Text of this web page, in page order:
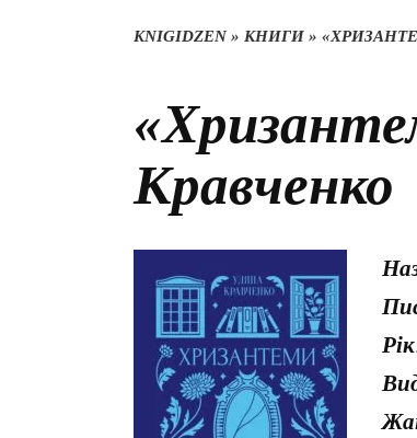
KNIGIDZEN» КНИГИ »
Кравченко
Рік